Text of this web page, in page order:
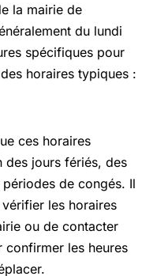
la mairie de
du lundi
spécifiques pour
horaires typiques :
ces horaires
des jours fériés, des
de congés. Il
les horaires
ou de contacter
confirmer les heures